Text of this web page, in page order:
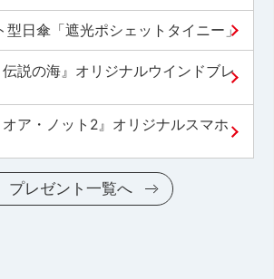
型日傘「遮光ポシェットタイニー」
説の海』オリジナルウインドブレ
ア・ノット2』オリジナルスマホ
プレゼント一覧へ